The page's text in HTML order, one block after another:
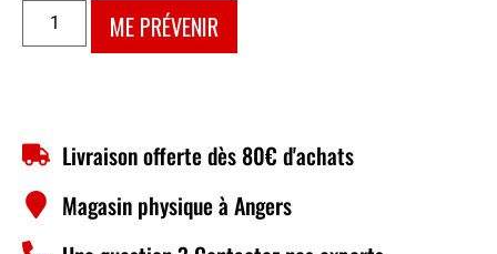
ME PRÉVENIR
Livraison offerte dès 80€ d'achats
Magasin physique à Angers